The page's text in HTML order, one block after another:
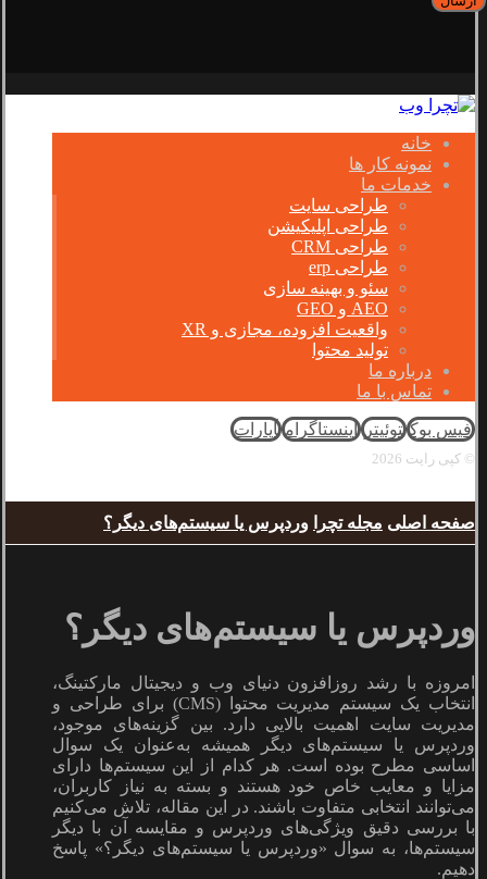
خانه
نمونه کار ها
خدمات ما
طراحی سایت
طراحی اپلیکیشن
طراحی CRM
طراحی erp
سئو و بهینه سازی
AEO و GEO
واقعیت افزوده، مجازی و XR
تولید محتوا
درباره ما
تماس با ما
فیس بوک توئیتر اینستاگرام آپارات
© کپی رایت 2026
صفحه اصلی مجله تچرا وردپرس یا سیستم‌های دیگر؟
وردپرس یا سیستم‌های دیگر؟
امروزه با رشد روزافزون دنیای وب و دیجیتال مارکتینگ،
انتخاب یک سیستم مدیریت محتوا (CMS) برای طراحی و
مدیریت سایت اهمیت بالایی دارد. بین گزینه‌های موجود،
وردپرس یا سیستم‌های دیگر همیشه به‌عنوان یک سوال
اساسی مطرح بوده است. هر کدام از این سیستم‌ها دارای
مزایا و معایب خاص خود هستند و بسته به نیاز کاربران،
می‌توانند انتخابی متفاوت باشند. در این مقاله، تلاش می‌کنیم
با بررسی دقیق ویژگی‌های وردپرس و مقایسه آن با دیگر
سیستم‌ها، به سوال «وردپرس یا سیستم‌های دیگر؟» پاسخ
دهیم.